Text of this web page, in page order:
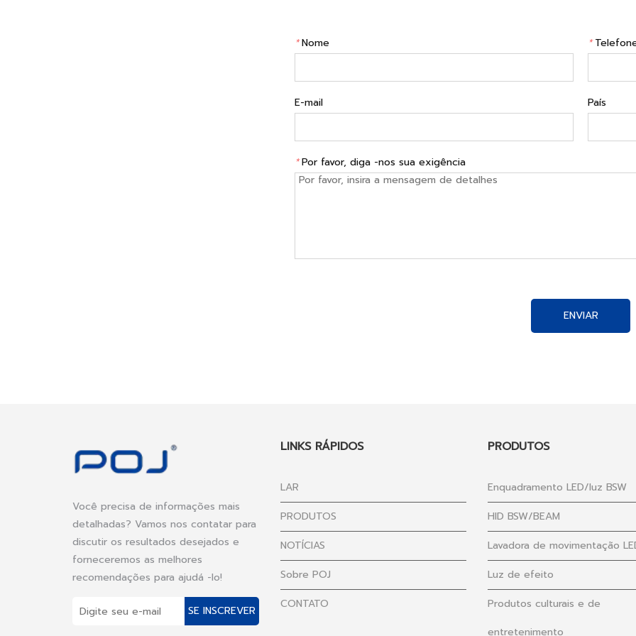
* Nome *
E-mail País
* Por favor, diga -nos sua exigência
ENVIAR
Você precisa de informações mais
detalhadas? Vamos nos contatar para
discutir os resultados desejados e
forneceremos as melhores
recomendações para ajudá -lo!
SE INSCREVER
LINKS RÁPIDOS
LAR
PRODUTOS
NOTÍCIAS
Sobre POJ
CONTATO
PRODUTOS
Enquadramento LED/luz BSW
HID BSW/BEAM
Lavadora de movimentação
Luz de efeito
Produtos culturais e de
entretenimento